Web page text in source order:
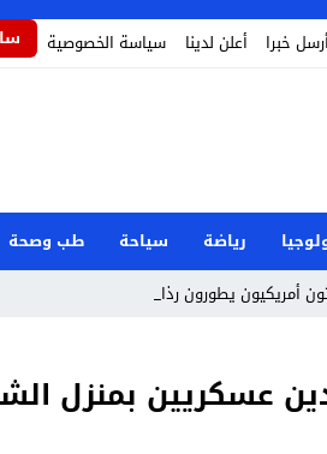
أرسل خبرا أعلن لدينا سياسة الخصوصية
رياضة سياحة طب وصحة
أمريكيون يطورون رذاذاً _
عسكريين بمنزل